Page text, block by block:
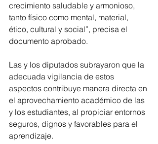
crecimiento saludable y armonioso,
tanto físico como mental, material,
ético, cultural y social”, precisa el
documento aprobado.
Las y los diputados subrayaron que la
adecuada vigilancia de estos
aspectos contribuye manera directa en
el aprovechamiento académico de las
y los estudiantes, al propiciar entornos
seguros, dignos y favorables para el
aprendizaje.